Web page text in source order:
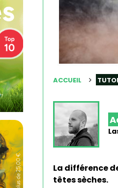
ACCUEIL
La différence
têtes sèches.